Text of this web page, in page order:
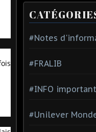
#Notes
#FRALIB
#INFO
#Unilever